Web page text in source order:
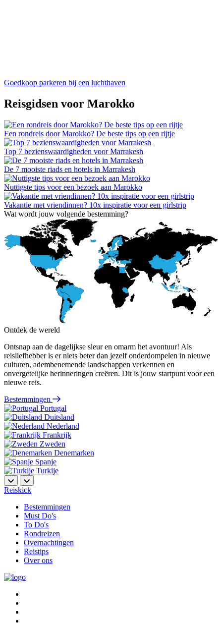
Goedkoop parkeren bij een luchthaven
Reisgidsen voor Marokko
Een rondreis door Marokko? De beste tips op een rijtje
Top 7 bezienswaardigheden voor Marrakesh
De 7 mooiste riads en hotels in Marrakesh
Nuttigste tips voor een bezoek aan Marokko
Vakantie met vriendinnen? 10x inspiratie voor een girlstrip
Wat wordt jouw volgende bestemming?
Ontdek de wereld
Ontsnap aan de dagelijkse sleur en omarm het avontuur! Als
reisliefhebber is er niets beter dan jezelf onderdompelen in nieuwe
culturen, adembenemende landschappen verkennen en
onvergetelijke herinneringen creëren. Dit is jouw startpunt voor een
nieuwe reis.
Bestemmingen
Portugal
Duitsland
Nederland
Frankrijk
Zweden
Denemarken
Spanje
Turkije
Reiskick
Bestemmingen
Must Do's
To Do's
Rondreizen
Overnachtingen
Reistips
Over ons